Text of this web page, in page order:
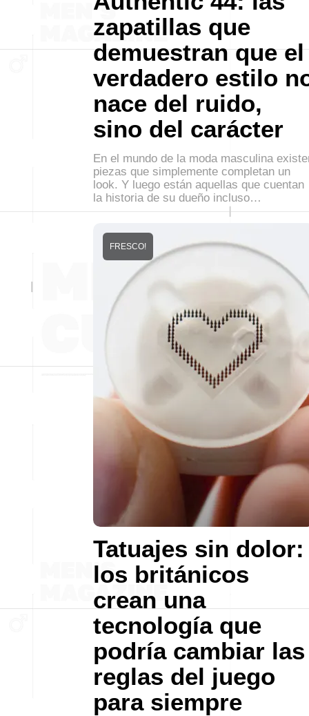
zapatillas que
demuestran que el
verdadero estilo
nace del ruido,
sino del carácter
En el mundo de la moda masculina
piezas que simplemente completan un
look. Y luego están aquellas que cuentan
la historia de su dueño incluso…
Tatuajes sin dolor:
los británicos
crean una
tecnología que
podría cambiar las
reglas del juego
para siempre
FRESCO!